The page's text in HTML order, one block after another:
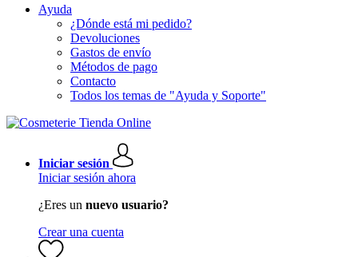
Ayuda
¿Dónde está mi pedido?
Devoluciones
Gastos de envío
Métodos de pago
Contacto
Todos los temas de "Ayuda y Soporte"
Iniciar sesión
Iniciar sesión ahora
¿Eres un nuevo usuario?
Crear una cuenta